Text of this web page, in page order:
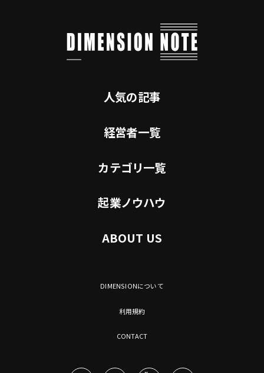
人気の記事
経営者一覧
カテゴリ一覧
起業ノウハウ
ABOUT US
DIMENSIONについて
利用規約
CONTACT